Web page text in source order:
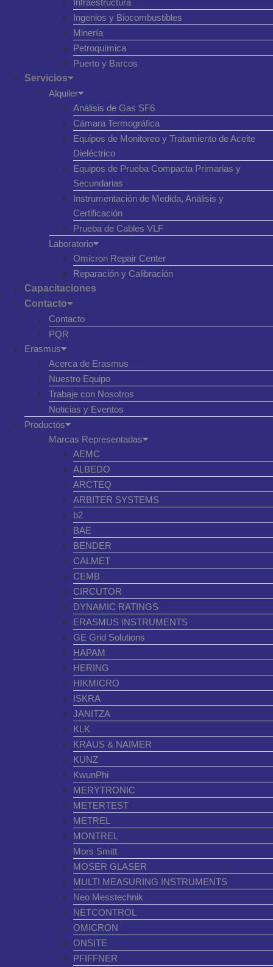
Ingenios y Biocombustibles
Minería
Petroquímica
Puerto y Barcos
Servicios
Alquiler
Análisis de Gas SF6
Cámara Termográfica
Equipos de Monitoreo y Tratamiento de Aceite
Dieléctrico
Equipos de Prueba Compacta Primarias y
Secundarias
Instrumentación de Medida, Análisis y
Certificación
Prueba de Cables VLF
Laboratorio
Omicron Repair Center
Reparación y Calibración
Capacitaciones
Contacto
Contacto
PQR
Erasmus
Acerca de Erasmus
Nuestro Equipo
Trabaje con Nosotros
Noticias y Eventos
Productos
Marcas Representadas
AEMC
ALBEDO
ARCTEQ
ARBITER SYSTEMS
b2
BAE
BENDER
CALMET
CEMB
CIRCUTOR
DYNAMIC RATINGS
ERASMUS INSTRUMENTS
GE Grid Solutions
HAPAM
HERING
HIKMICRO
ISKRA
JANITZA
KLK
KRAUS & NAIMER
KUNZ
KwunPhi
MERYTRONIC
METERTEST
METREL
MONTREL
Mors Smitt
MOSER GLASER
MULTI MEASURING INSTRUMENTS
Neo Messtechnik
NETCONTROL
OMICRON
ONSITE
PFIFFNER